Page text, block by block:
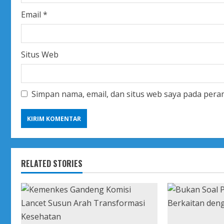
g
Email *
Situs Web
Simpan nama, email, dan situs web saya pada
RELATED STORIES